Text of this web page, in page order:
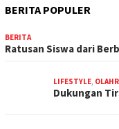
BERITA POPULER
BERITA
Ratusan Siswa dari
LIFESTYLE,
Dukungan